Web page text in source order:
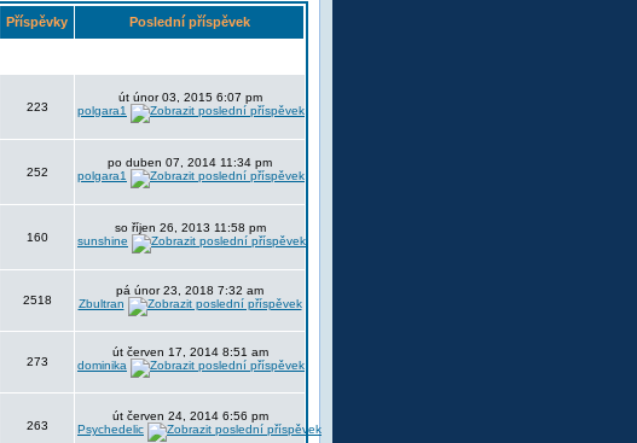
Příspěvky Poslední příspěvek
223
út únor 03, 2015 6:07 pm
polgara1
252
po duben 07, 2014 11:34 pm
polgara1
160
so říjen 26, 2013 11:58 pm
sunshine
2518
pá únor 23, 2018 7:32 am
Zbultran
273
út červen 17, 2014 8:51 am
dominika
263
út červen 24, 2014 6:56 pm
Psychedelic